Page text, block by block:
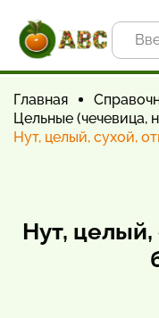
Главная
Цельные (чечевица,
Нут, целый, сухой,
Нут,